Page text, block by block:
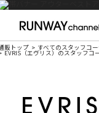
販トップ すべてのスタッフコ
EVRIS（エヴリス）のスタッフコ